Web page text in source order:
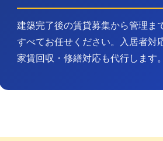
建築完了後の賃貸募集から管理ま
すべてお任せください。入居者対
家賃回収・修繕対応も代行します。